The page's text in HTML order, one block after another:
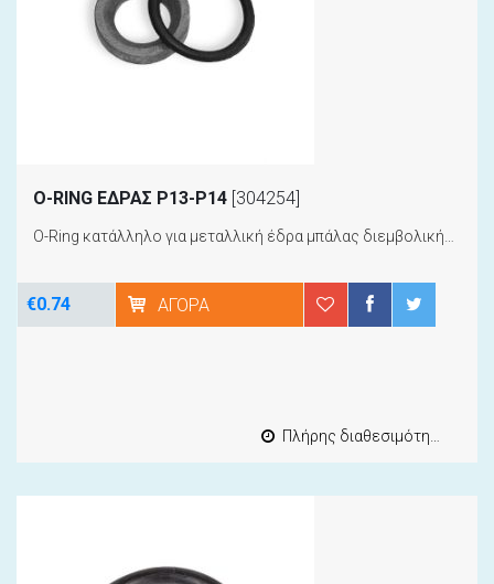
Ο-RING ΕΔΡΑΣ Ρ13-Ρ14 [304254]
€0.74 ΑΓΟΡΆ
Πλήρης διαθεσιμότητα